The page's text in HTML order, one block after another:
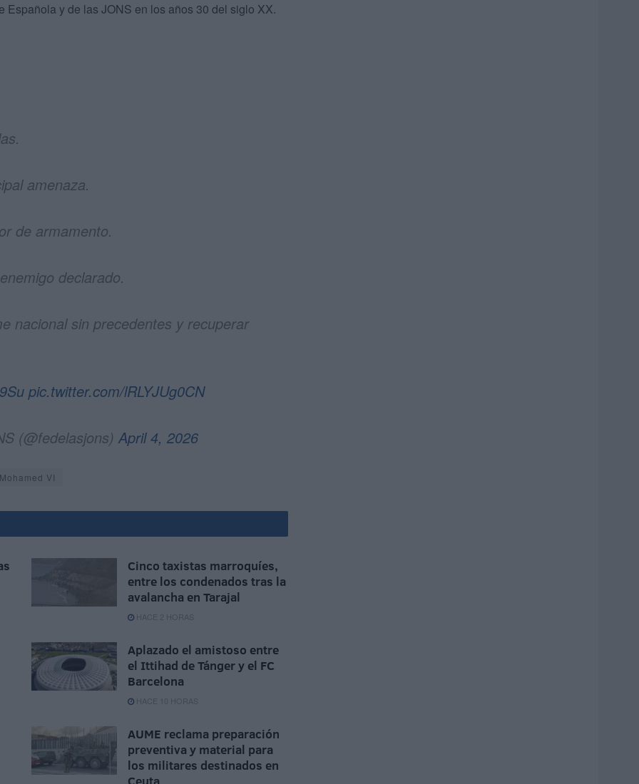
y de las JONS en los años 30 del siglo XX.
amenaza.
de armamento.
declarado.
nacional sin precedentes y recuperar
pic.twitter.com/lRLYJUg0CN
(@fedelasjons) April 4, 2026
VI
Cinco taxistas marroquíes,
entre los condenados tras la
avalancha en Tarajal
HACE 2 HORAS
Aplazado el amistoso entre
el Ittihad de Tánger y el FC
Barcelona
HACE 10 HORAS
AUME reclama preparación
preventiva y material para
los militares destinados en